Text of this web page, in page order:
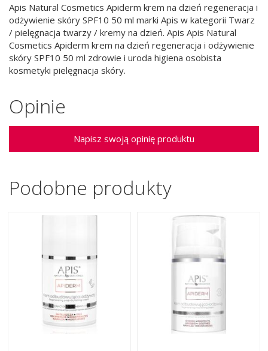
Apis Natural Cosmetics Apiderm krem na dzień regeneracja i
odżywienie skóry SPF10 50 ml marki Apis w kategorii Twarz
/ pielęgnacja twarzy / kremy na dzień. Apis Apis Natural
Cosmetics Apiderm krem na dzień regeneracja i odżywienie
skóry SPF10 50 ml zdrowie i uroda higiena osobista
kosmetyki pielęgnacja skóry.
Opinie
Napisz swoją opinię produktu
Podobne produkty